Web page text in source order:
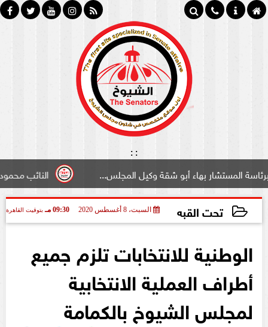
:
:
النائب محمود سامي
بهاء أبو شقة وكيل المجلس...
تحت القبه السبت، 8 أغسطس 2020 09:30 مـ بتوقيت القاهرة
الوطنية للانتخابات تلزم جميع
أطراف العملية الانتخابية
لمجلس الشيوخ بالكمامة